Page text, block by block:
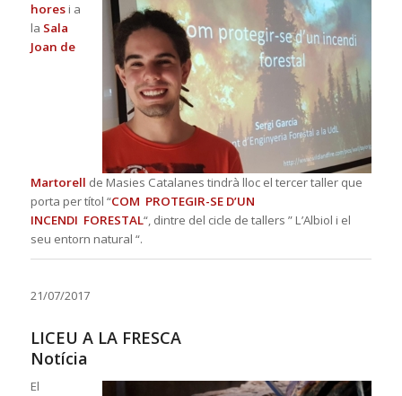
horesi a
la Sala
Joan de
Martorell de Masies Catalanes tindrà lloc el tercer taller que
porta per títol “COM PROTEGIR-SE D’UN
INCENDI FORESTAL“, dintre del cicle de tallers ” L’Albiol i el
seu entorn natural “.
21/07/2017
LICEU A LA FRESCA
Notícia
El